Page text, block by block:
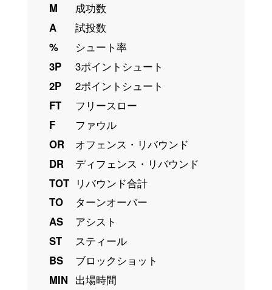
M
成功数
A
試投数
%
シュート率
3P
3ポイントシュート
2P
2ポイントシュート
FT
フリースロー
F
ファウル
OR
オフェンス・リバウンド
DR
ディフェンス・リバウンド
TOT リバウンド合計
TO
ターンオーバー
AS
アシスト
ST
スティール
BS
ブロックショット
MIN 出場時間